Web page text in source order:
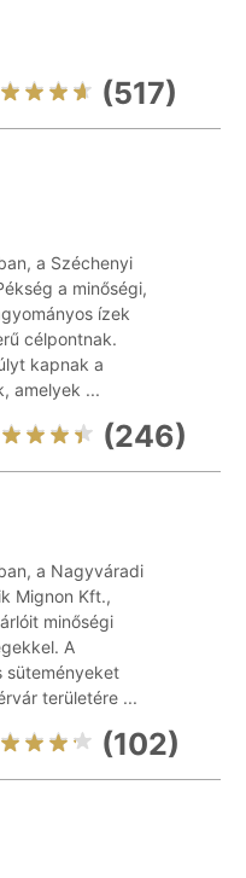
(517)
a Széchenyi
a minőségi,
ízek
célpontnak.
kapnak a
amelyek ...
(246)
a Nagyváradi
Mignon Kft.,
minőségi
A
süteményeket
területére ...
(102)